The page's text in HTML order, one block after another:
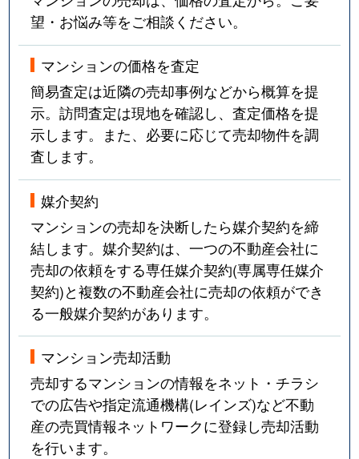
望・お悩み等をご相談ください。
マンションの価格を査定
簡易査定は近隣の売却事例などから概算を提
示。訪問査定は現地を確認し、査定価格を提
示します。また、必要に応じて売却物件を調
査します。
媒介契約
マンションの売却を決断したら媒介契約を締
結します。媒介契約は、一つの不動産会社に
売却の依頼をする専任媒介契約(専属専任媒介
契約)と複数の不動産会社に売却の依頼ができ
る一般媒介契約があります。
マンション売却活動
売却するマンションの情報をネット・チラシ
での広告や指定流通機構(レインズ)など不動
産の売買情報ネットワークに登録し売却活動
を行います。